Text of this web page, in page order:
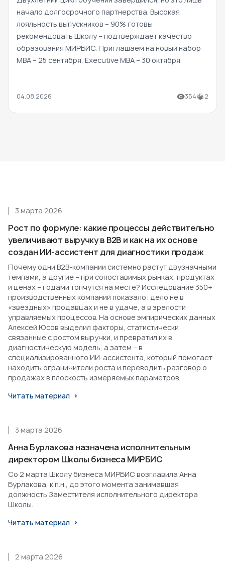
начало долгосрочного партнерства. Высокая
лояльность выпускников – 90% готовы
рекомендовать Школу – подтверждает качество
образования МИРБИС. Приглашаем на новый набор:
MBA – 25 сентября, Executive MBA – 30 октября.
04.08.2026 354 2
Рост по формуле: какие процессы действительно
увеличивают выручку в B2B и как на их основе
создан ИИ-ассистент для диагностики продаж
3 марта 2026
Почему одни B2B-компании системно растут двузначными
темпами, а другие – при сопоставимых рынках, продуктах
и ценах – годами топчутся на месте? Исследование 350+
производственных компаний показало: дело не в
«звездных» продавцах и не в удаче, а в зрелости
управляемых процессов. На основе эмпирических данных
Алексей Юсов выделил факторы, статистически
связанные с ростом выручки, и превратил их в
диагностическую модель, а затем – в
специализированного ИИ-ассистента, который помогает
находить ограничители роста и переводить разговор о
продажах в плоскость измеряемых параметров.
Читать материал
Анна Бурлакова назначена исполнительным
директором Школы бизнеса МИРБИС
3 марта 2026
Со 2 марта Школу бизнеса МИРБИС возглавила Анна
Бурлакова, к.п.н., до этого момента занимавшая
должность Заместителя исполнительного директора
Школы.
Читать материал
2 марта 2026